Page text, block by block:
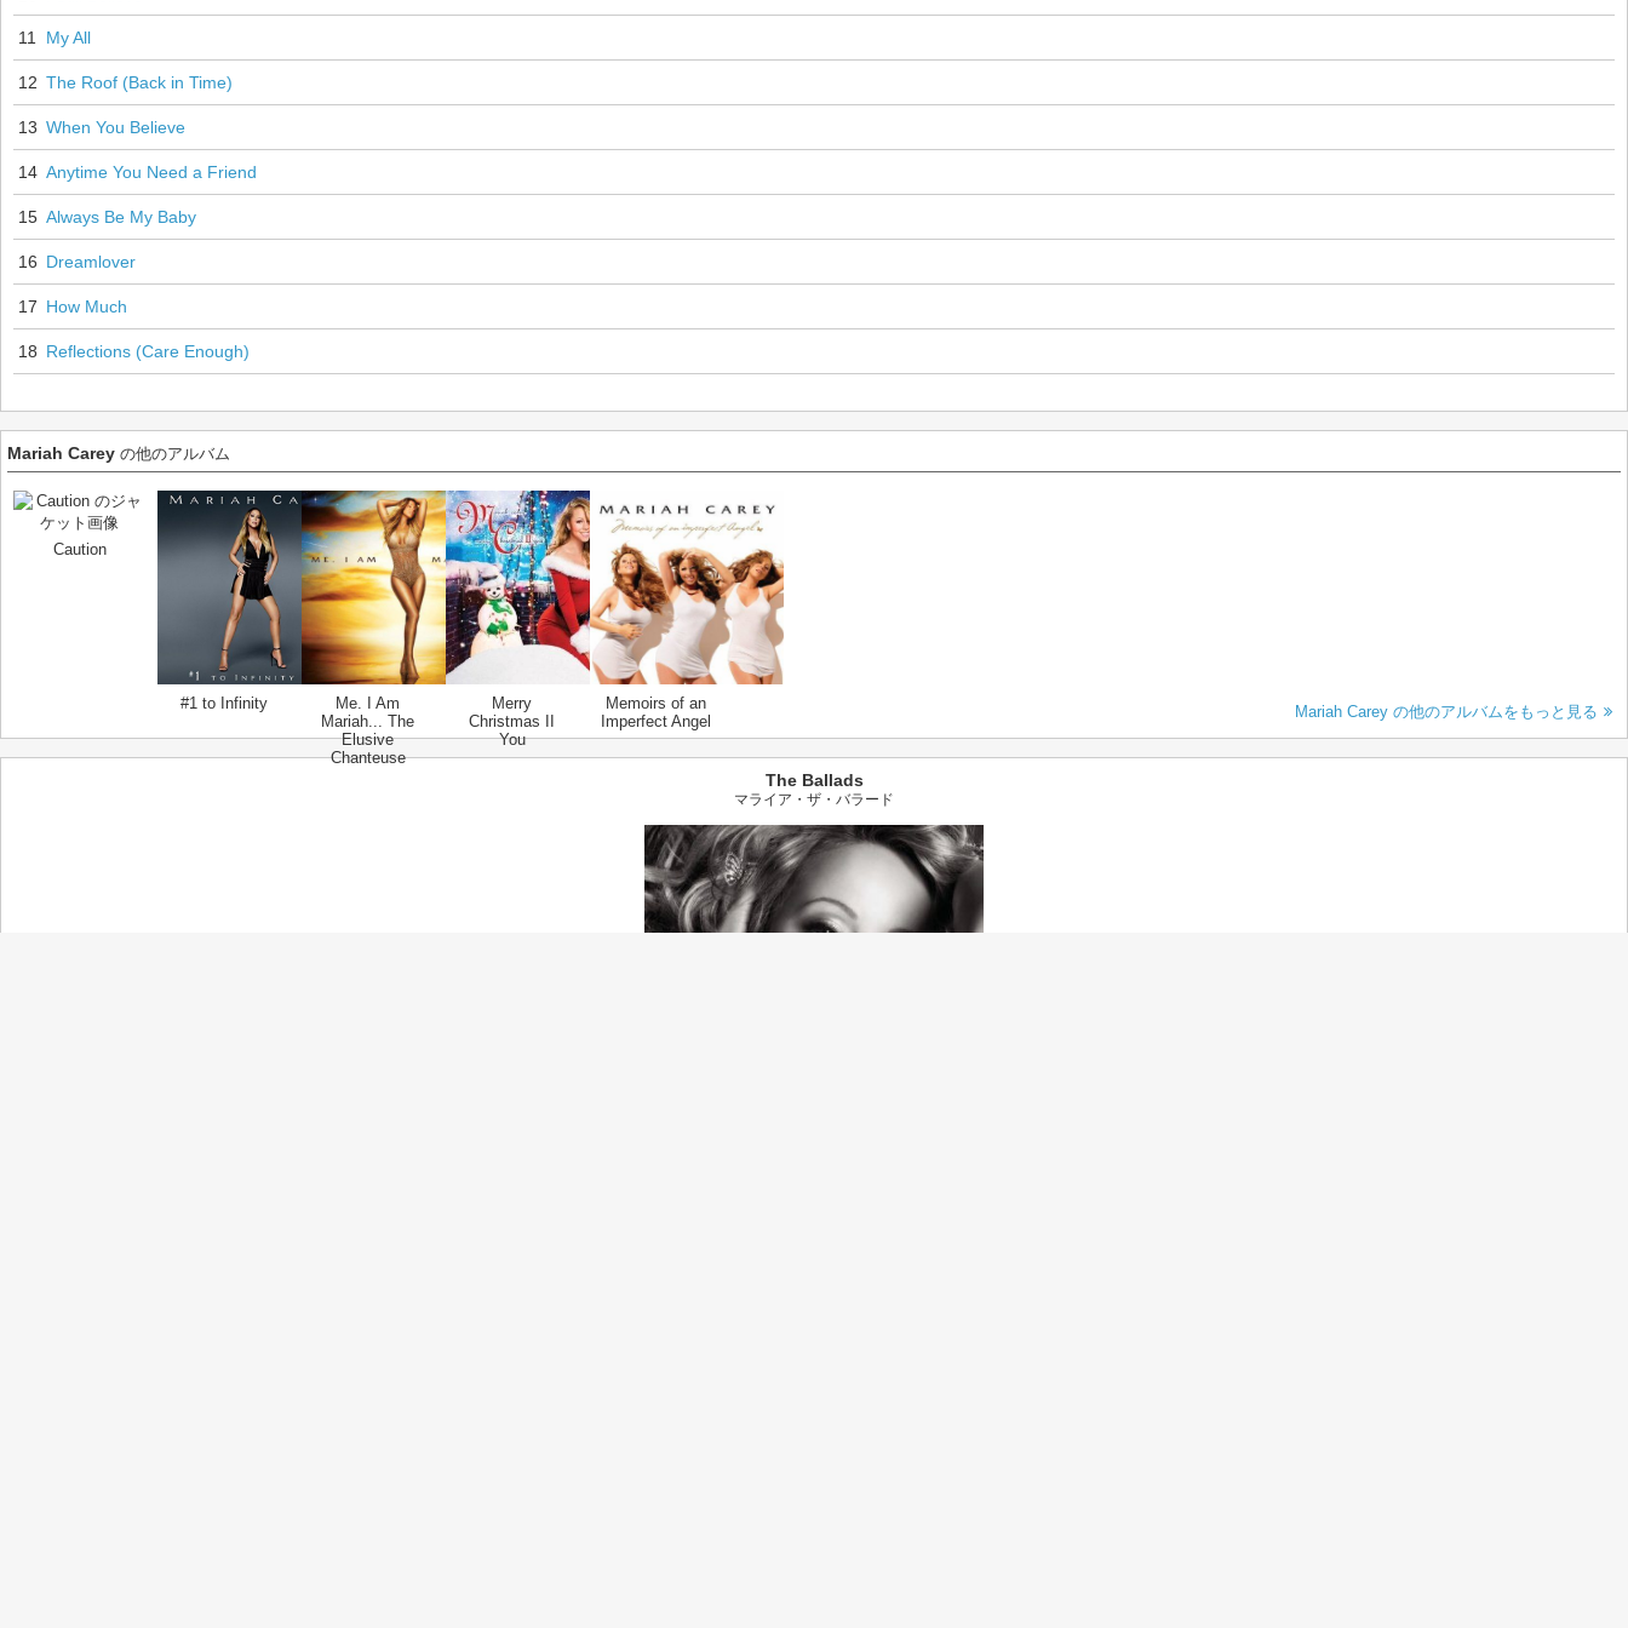
11 My All
12 The Roof (Back in Time)
13 When You Believe
14 Anytime You Need a Friend
15 Always Be My Baby
16 Dreamlover
17 How Much
18 Reflections (Care Enough)
Mariah Carey の他のアルバム
Caution
#1 to Infinity
Me. I Am
Mariah... The
Elusive
Chanteuse
Merry
Christmas II
You
Memoirs of an
Imperfect Angel
Mariah Carey の他のアルバムをもっと見る
The Ballads
マライア・ザ・バラード